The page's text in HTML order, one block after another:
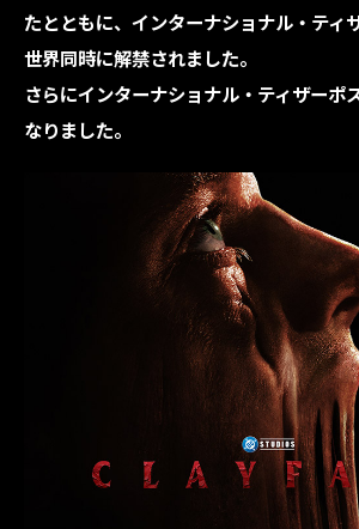
たとともに、インターナショナル・ティ
世界同時に解禁されました。
さらにインターナショナル・ティザーポ
なりました。